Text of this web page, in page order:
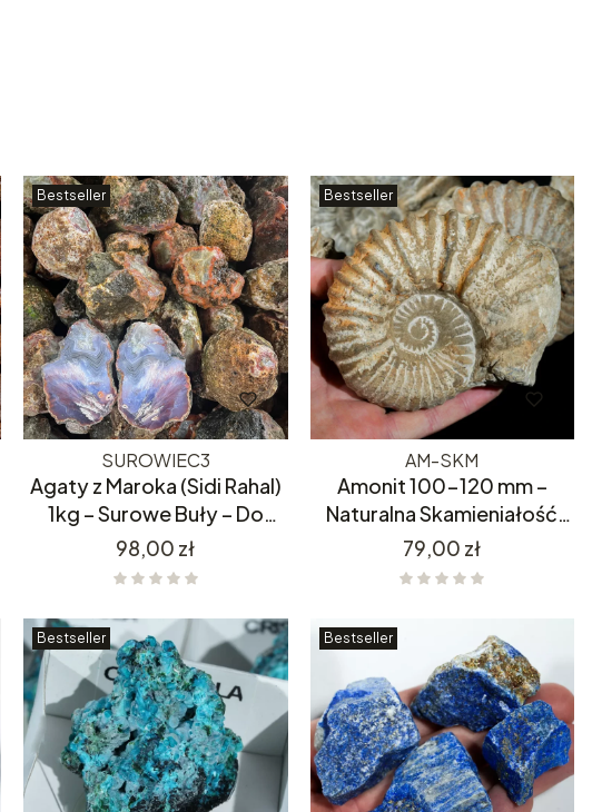
Bestseller
SUROWIEC3
Agaty z Maroka (Sidi Rahal)
1kg – Surowe Buły – Do
Cięcia i Szlifowania
Cena
98,00 zł
Bestseller
AM-SKM
Amonit 100-120 mm –
Naturalna Skamieniałość
180mln Lat – Skamielina,
Maroko
Cena
79,00 zł
Bestseller Bestseller